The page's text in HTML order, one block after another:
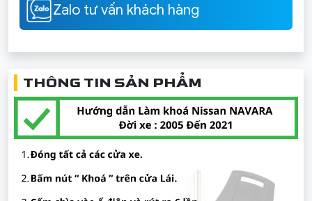
Zalo tư vấn khách hàng
THÔNG TIN SẢN PHẨM